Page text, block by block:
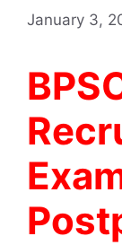
January 3,